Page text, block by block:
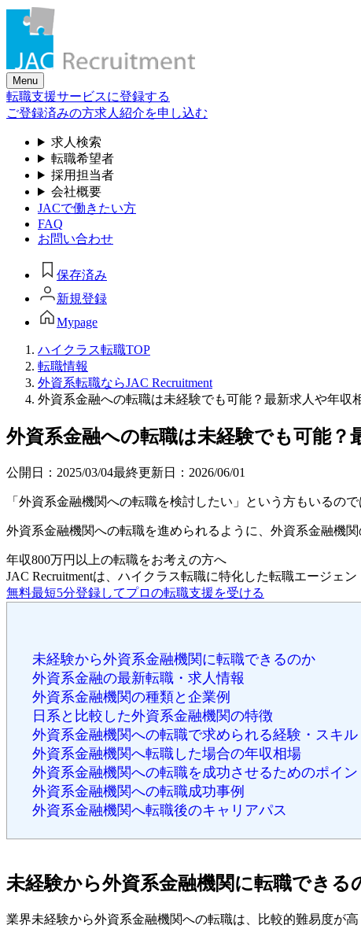
Skip
content
Menu
転職支援サービスに登録する
ご登録済みの方求人紹介を申し込む
求人検索
転職希望者
採用担当者
会社概要
JACで働きたい方
FAQ
お問い合わせ
保存済み
新規登録
Mypage
ハイクラス転職TOP
転職情報
外資系転職ならJAC Recruitment
外資系金融への転職は未経験でも可能？最新求人や年収
外資系金融への転職は未経験でも可能？
公開日： 2025/03/04最終更新日： 2026/06/01
「外資系金融機関への転職を検討したい」という方もいるので
外資系金融機関への転職を進められるように、外資系金融機
年収800万円以上の転職をお考えの方へ
JAC Recruitmentは、ハイクラス転職に特化した転職エージェン
無料最短5分登録してプロの転職支援を受ける
未経験から外資系金融機関に転職できるのか
外資系金融の最新転職・求人情報
外資系金融機関の種類と企業例
日系と比較した外資系金融機関の特徴
外資系金融機関への転職で求められる経験・スキル
外資系金融機関へ転職した場合の年収相場
外資系金融機関への転職を成功させるためのポイン
外資系金融機関への転職成功事例
外資系金融機関へ転職後のキャリアパス
未経験から外資系金融機関に転職できる
業界未経験から外資系金融機関への転職は、比較的難易度が